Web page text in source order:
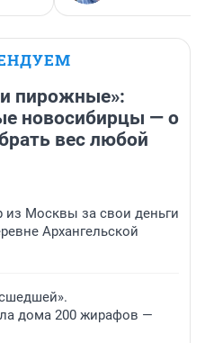
пирожные»:
новосибирцы — о
вес любой
из Москвы за свои деньги
Архангельской
дома 200 жирафов —